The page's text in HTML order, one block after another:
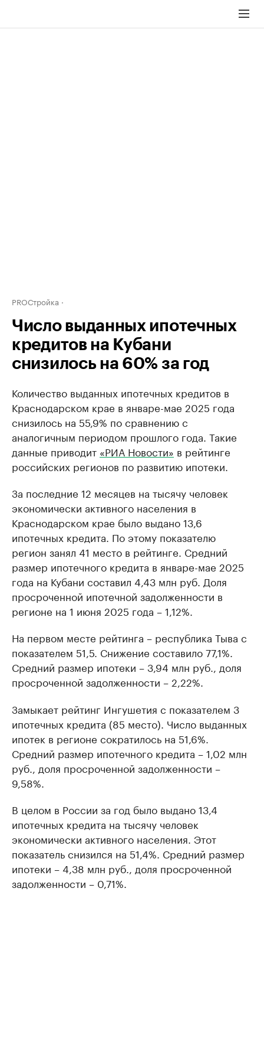
PROСтройка
Число выданных ипотечных
кредитов на Кубани
снизилось на 60% за год
Количество выданных ипотечных кредитов в
Краснодарском крае в январе-мае 2025 года
снизилось на 55,9% по сравнению с
аналогичным периодом прошлого года. Такие
данные приводит «РИА Новости» в рейтинге
российских регионов по развитию ипотеки.
За последние 12 месяцев на тысячу человек
экономически активного населения в
Краснодарском крае было выдано 13,6
ипотечных кредита. По этому показателю
регион занял 41 место в рейтинге. Средний
размер ипотечного кредита в январе-мае 2025
года на Кубани составил 4,43 млн руб. Доля
просроченной ипотечной задолженности в
регионе на 1 июня 2025 года – 1,12%.
На первом месте рейтинга – республика Тыва с
показателем 51,5. Снижение составило 77,1%.
Средний размер ипотеки – 3,94 млн руб., доля
просроченной задолженности – 2,22%.
Замыкает рейтинг Ингушетия с показателем 3
ипотечных кредита (85 место). Число выданных
ипотек в регионе сократилось на 51,6%.
Средний размер ипотечного кредита – 1,02 млн
руб., доля просроченной задолженности –
9,58%.
В целом в России за год было выдано 13,4
ипотечных кредита на тысячу человек
экономически активного населения. Этот
показатель снизился на 51,4%. Средний размер
ипотеки – 4,38 млн руб., доля просроченной
задолженности – 0,71%.